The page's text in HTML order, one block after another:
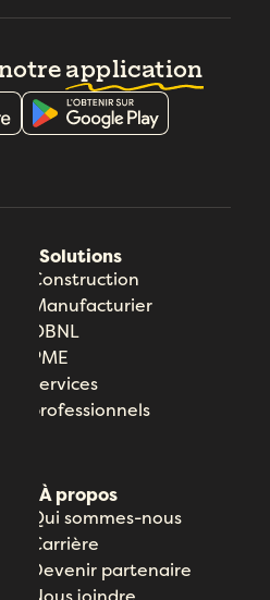
application
Solutions
Construction
Manufacturier
OBNL
PME
Services
professionnels
À propos
Qui sommes-nous
Carrière
Devenir partenaire